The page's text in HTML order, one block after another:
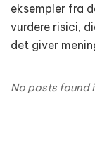
eksempler fra
vurdere risici,
det giver
No posts found